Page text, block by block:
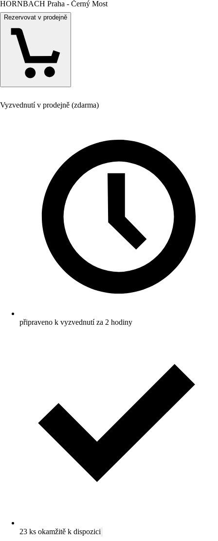
HORNBACH Praha - Černý Most
Rezervovat v prodejně
Vyzvednutí v prodejně (zdarma)
připraveno k vyzvednutí za 2 hodiny
23 ks okamžitě k dispozici